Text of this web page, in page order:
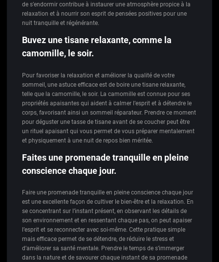
de s’endormir contribue à instaurer une atmosphère propice à la
relaxation et à nourrir son esprit de pensées positives pour une
nuit tranquille et régénérante.
Buvez une tisane relaxante, comme la
camomille, le soir.
Pour favoriser la relaxation et améliorer la qualité de votre
sommeil, une astuce efficace est de boire une tisane relaxante,
telle que la camomille, le soir. La camomille est connue pour ses
propriétés apaisantes qui aident à calmer l’esprit et à détendre le
corps, favorisant ainsi un sommeil réparateur. Prendre ce moment
pour déguster une tasse de tisane avant de se coucher peut être
un rituel apaisant qui vous permet de vous préparer mentalement
et physiquement à une nuit de repos bien méritée.
Faites une promenade tranquille en pleine
conscience chaque jour.
Faire une promenade tranquille en pleine conscience chaque jour
est une excellente façon de cultiver le bien-être et la relaxation. En
se concentrant sur l’instant présent, en observant les détails de
son environnement et en ressentant chaque pas, on peut apaiser
l’esprit et se reconnecter avec soi-même. Cette pratique simple
mais efficace permet de se détendre, de réduire le stress et
d’améliorer sa santé mentale. Prendre le temps de s’immerger
dans la nature et de savourer chaque instant de sa promenade